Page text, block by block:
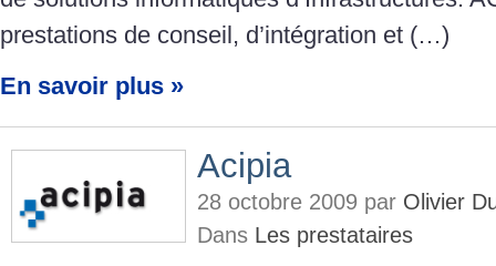
prestations de conseil, d’intégration et (…)
En savoir plus »
Acipia
28 octobre 2009 par Olivier
Dans Les prestataires